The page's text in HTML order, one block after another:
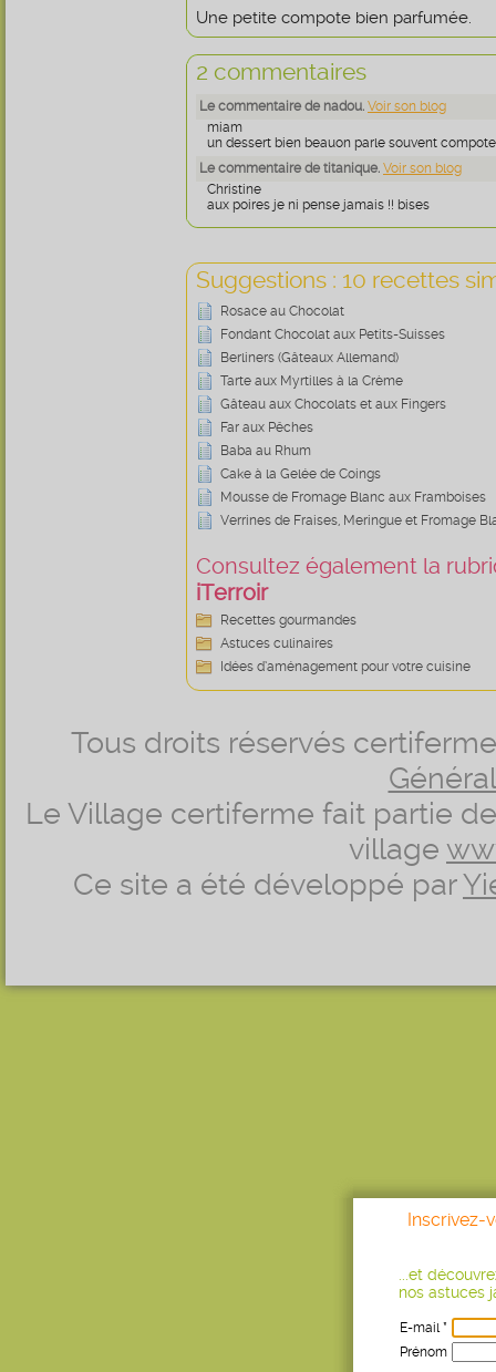
Une petite compote bien parfumée.
2 commentaires
Le commentaire de nadou. Voir son blog
miam
un dessert bien beauon parle souvent
Le commentaire de titanique. Voir son blog
Christine
aux poires je ni pense jamais !! bises
Suggestions : 10 recettes
Rosace au Chocolat
Fondant Chocolat aux Petits-Suisses
Berliners (Gâteaux Allemand)
Tarte aux Myrtilles à la Crème
Gâteau aux Chocolats et aux Fingers
Far aux Pêches
Baba au Rhum
Cake à la Gelée de Coings
Mousse de Fromage Blanc aux Framboises
Verrines de Fraises, Meringue et Fromage
Consultez également la
iTerroir
Recettes gourmandes
Astuces culinaires
Idées d’aménagement pour votre cuisine
Tous droits réservés
Le Village certiferme fait partie
village
Ce site a été développé par
Inscrivez-
...et
nos astuces
E-mail *
Prénom